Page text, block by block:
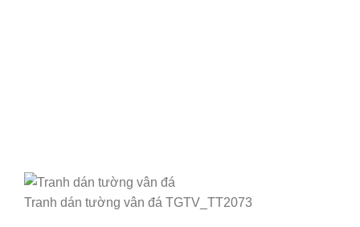
Tranh dán tường vân đá TGTV_TT2073